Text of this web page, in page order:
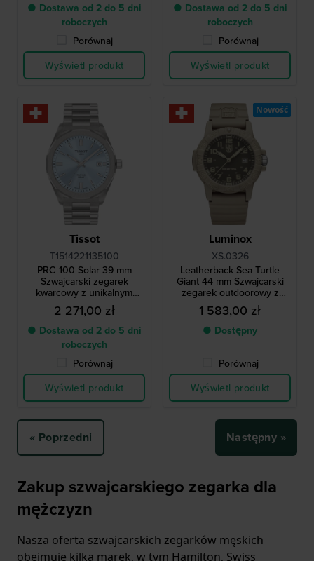
● Dostawa od 2 do 5 dni
roboczych
Porównaj
Wyświetl produkt
● Dostawa od 2 do 5 dni
roboczych
Porównaj
Wyświetl produkt
Tissot
T1514221135100
PRC 100 Solar 39 mm
Szwajcarski zegarek
kwarcowy z unikalnym
panelem solarnym w
szkiełku
2 271,00 zł
● Dostawa od 2 do 5 dni
roboczych
Porównaj
Wyświetl produkt
Luminox
XS.0326
Leatherback Sea Turtle
Giant 44 mm Szwajcarski
zegarek outdoorowy z
włókna szklanego
1 583,00 zł
● Dostępny
Porównaj
Wyświetl produkt
Nowość
« Poprzedni Następny »
Zakup szwajcarskiego zegarka dla
mężczyzn
Nasza oferta szwajcarskich zegarków męskich
obejmuje kilka marek, w tym Hamilton, Swiss